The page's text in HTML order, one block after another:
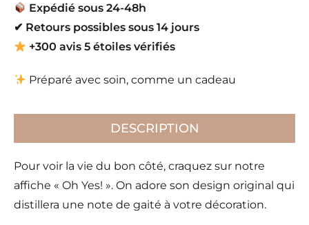
Expédié sous 24-48h
✔ Retours possibles sous 14 jours
+300 avis 5 étoiles vérifiés
Préparé avec soin, comme un cadeau
DESCRIPTION
Pour voir la vie du bon côté, craquez sur notre
affiche « Oh Yes! ». On adore son design original qui
distillera une note de gaité à votre décoration.